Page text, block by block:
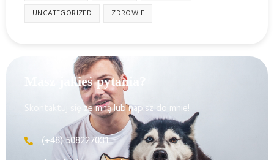
UNCATEGORIZED
ZDROWIE
Masz jakieś pytania?
Skontaktuj się ze mną lub napisz do mnie!
(+48) 508227031